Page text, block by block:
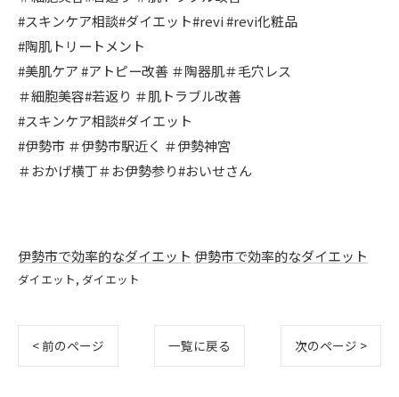
#スキンケア相談#ダイエット#revi #revi化粧品
#陶肌トリートメント
#美肌ケア #アトピー改善 ＃陶器肌＃毛穴レス
＃細胞美容#若返り ＃肌トラブル改善
#スキンケア相談#ダイエット
#伊勢市 ＃伊勢市駅近く ＃伊勢神宮
＃おかげ横丁＃お伊勢参り#おいせさん
伊勢市で効率的なダイエット 伊勢市で効率的なダイエット
ダイエット ダイエット
< 前のページ 一覧に戻る 次のページ >